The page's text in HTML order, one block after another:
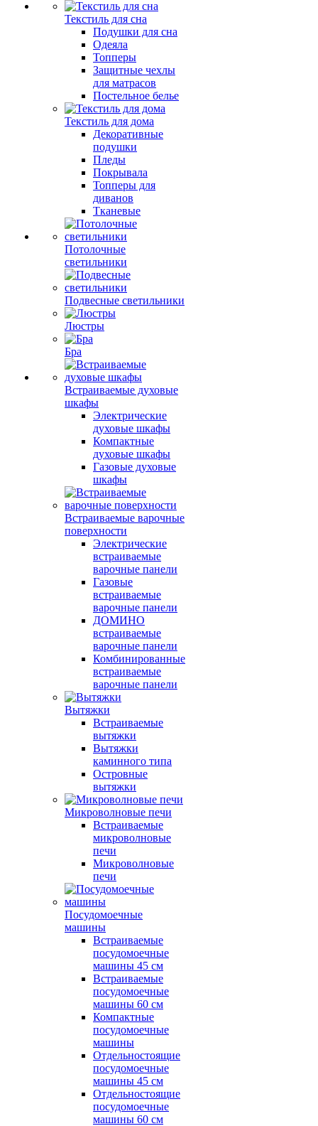
Текстиль для сна
Подушки для сна
Одеяла
Топперы
Защитные чехлы
для матрасов
Постельное белье
Текстиль для дома
Декоративные
подушки
Пледы
Покрывала
Топперы для
диванов
Тканевые
Потолочные
светильники
Подвесные светильники
Люстры
Бра
Встраиваемые духовые
шкафы
Электрические
духовые шкафы
Компактные
духовые шкафы
Газовые духовые
шкафы
Встраиваемые варочные
поверхности
Электрические
встраиваемые
варочные панели
Газовые
встраиваемые
варочные панели
ДОМИНО
встраиваемые
варочные панели
Комбинированные
встраиваемые
варочные панели
Вытяжки
Встраиваемые
вытяжки
Вытяжки
каминного типа
Островные
вытяжки
Микроволновые печи
Встраиваемые
микроволновые
печи
Микроволновые
печи
Посудомоечные
машины
Встраиваемые
посудомоечные
машины 45 см
Встраиваемые
посудомоечные
машины 60 см
Компактные
посудомоечные
машины
Отдельностоящие
посудомоечные
машины 45 см
Отдельностоящие
посудомоечные
машины 60 см